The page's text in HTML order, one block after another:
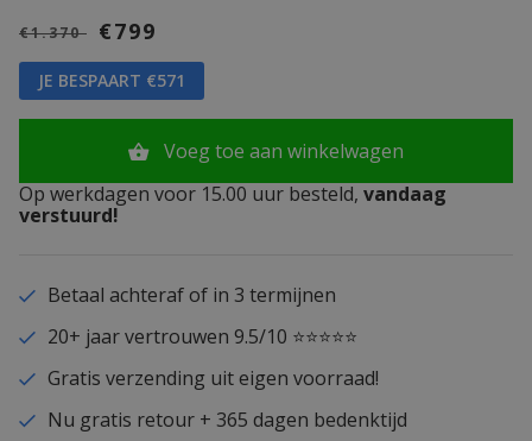
€1.370 €799
JE BESPAART €571
Voeg toe aan winkelwagen
Op werkdagen voor 15.00 uur besteld, vandaag
verstuurd!
Betaal achteraf of in 3 termijnen
20+ jaar vertrouwen 9.5/10 ⭐⭐⭐⭐⭐
Gratis verzending uit eigen voorraad!
Nu gratis retour + 365 dagen bedenktijd